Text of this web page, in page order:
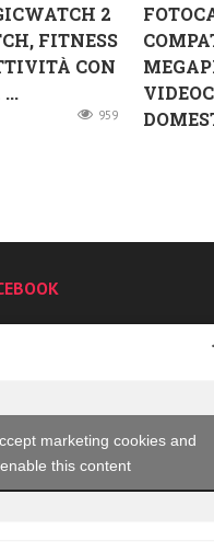
2
FITNESS
CON
959
marketing cookies and
enable this content